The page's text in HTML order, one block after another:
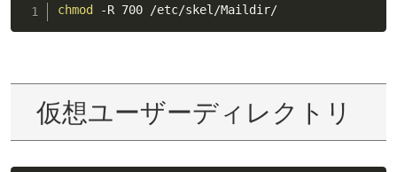
chmod -R 700 /etc/skel/Maildir/
仮想ユーザーディレクトリ